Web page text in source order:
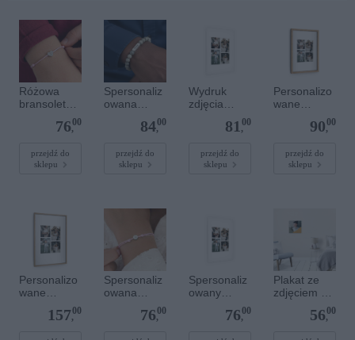
Różowa
bransoletka
dla dzieci -
owana -
Srebrne
76,
00
przejdź do
sklepu
Spersonaliz
owana
bransoletka
szlachetnym
i - Szary - M
84,
00
przejdź do
sklepu
Wydruk
zdjęcia
plakatu - 50
x 70 cm81 ,
00
przejdź do
sklepu
Personalizo
wane
drewnianej
30 cm
90,
00
przejdź do
sklepu
Personalizo
wane
drewnianej
157,
00
Spersonaliz
owana
bransoletka
sznurkowa -
76,
00
Spersonaliz
owany
plakat - 40 x
76,
00
Plakat ze
zdjęciem 30
56,
00